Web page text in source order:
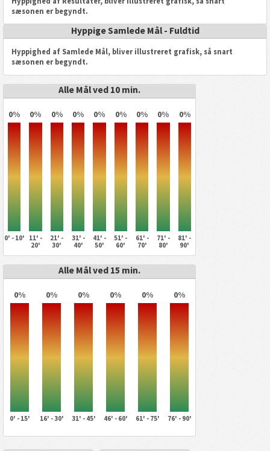
sæsonen er begyndt.
Hyppige Samlede Mål - Fuldtid
Hyppighed af Samlede Mål, bliver illustreret grafisk, så snart
sæsonen er begyndt.
Alle Mål ved 10 min.
0% 0% 0% 0% 0% 0% 0% 0% 0%
0' - 10'
11' -
20'
21' -
30'
31' -
40'
41' -
50'
51' -
60'
61' -
70'
71' -
80'
81' -
90'
Alle Mål ved 15 min.
0% 0% 0% 0% 0% 0%
0' - 15' 16' - 30' 31' - 45' 46' - 60' 61' - 75' 76' - 90'